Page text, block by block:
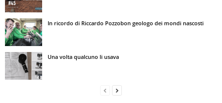
In ricordo di Riccardo Pozzobon geologo dei mondi nascosti
Una volta qualcuno li usava